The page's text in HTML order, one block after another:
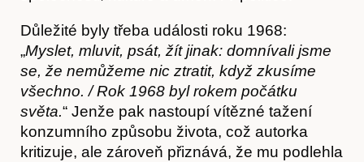
Kontakt
Důležité byly třeba události roku 1968:
„Myslet, mluvit, psát, žít jinak: domnívali jsme
se, že nemůžeme nic ztratit, když zkusíme
všechno. / Rok 1968 byl rokem počátku
světa.“ Jenže pak nastoupí vítězné tažení
konzumního způsobu života, což autorka
kritizuje, ale zároveň přiznává, že mu podlehla